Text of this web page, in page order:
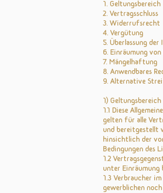
1. Geltungsbereich
2. Vertragsschluss
3. Widerrufsrecht
4. Vergütung
5. Überlassung der
6. Einräumung
7. Mängelhaftung
8. Anwendbares
9. Alternative
1) Geltungsbereich
1.1 Diese
gelten für alle
und bereitgestellt
hinsichtlich der
Bedingungen des
1.2
unter Einräumung
1.3 Verbraucher
gewerblichen